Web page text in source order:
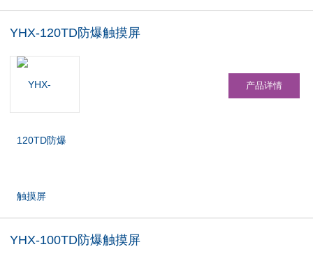
YHX-120TD防爆触摸屏
产品详情
YHX-100TD防爆触摸屏